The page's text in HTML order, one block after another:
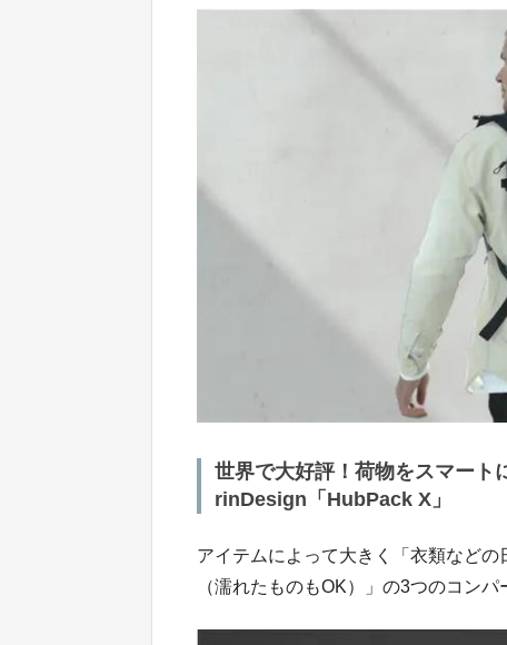
世界で大好評！荷物をスマート
rinDesign「HubPack X」
アイテムによって大きく「衣類など
（濡れたものもOK）」の3つのコン